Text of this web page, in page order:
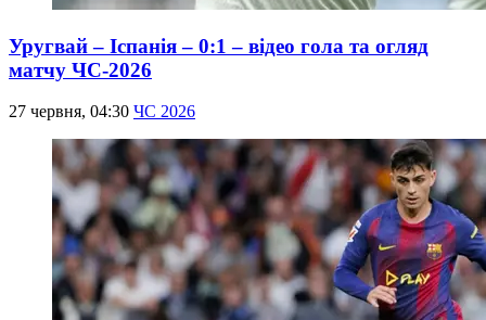
Уругвай – Іспанія – 0:1 – відео гола та огляд
матчу ЧС-2026
27 червня, 04:30 ЧС 2026